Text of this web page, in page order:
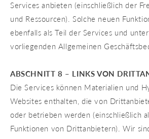
Services anbieten (einschließlich der
und Ressourcen). Solche neuen
ebenfalls als Teil der Services und
vorliegenden Allgemeinen
ABSCHNITT 8 – LINKS VON
Die Services können Materialien und
Websites enthalten, die von
oder betrieben werden (einschließlich
Funktionen von Drittanbietern). Wir